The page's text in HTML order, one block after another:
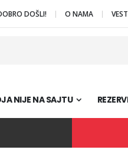
DOŠLI! O NAMA
NIJE NA SAJTU